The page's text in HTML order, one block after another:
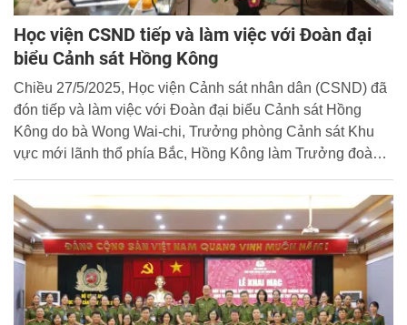
Học viện CSND tiếp và làm việc với Đoàn đại
biểu Cảnh sát Hồng Kông
Chiều 27/5/2025, Học viện Cảnh sát nhân dân (CSND) đã
đón tiếp và làm việc với Đoàn đại biểu Cảnh sát Hồng
Kông do bà Wong Wai-chi, Trưởng phòng Cảnh sát Khu
vực mới lãnh thổ phía Bắc, Hồng Kông làm Trưởng đoàn
nhân chuyến thăm và làm việc của Đoàn tại Việt Nam từ
ngày 26 - 30/5/2025.